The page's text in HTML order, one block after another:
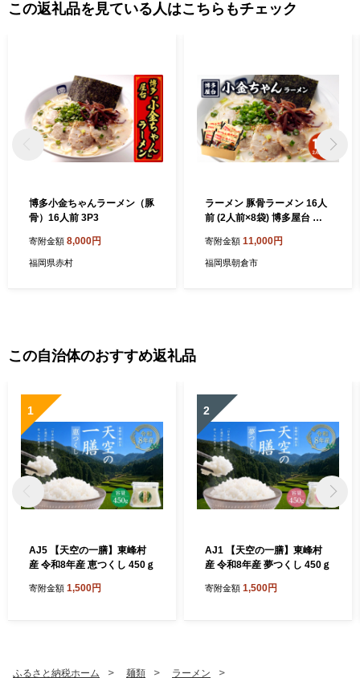
この返礼品を見ている人はこちらもチェック
博多小金ちゃんラーメン（豚
骨）16人前 3P3
寄附金額 8,000円
福岡県赤村
ラーメン 豚骨ラーメン 16人
前 (2人前×8袋) 博多屋台 小
豚骨 とんこつ 福岡
寄附金額 11,000円
福岡県朝倉市
この自治体のおすすめ返礼品
1
AJ5 【天空の一膳】東峰村
産 令和8年産 恵つくし 450ｇ
寄附金額 1,500円
2
AJ1 【天空の一膳】東峰村
産 令和8年産 夢つくし 450ｇ
寄附金額 1,500円
ふるさと納税ホーム 麺類 ラーメン